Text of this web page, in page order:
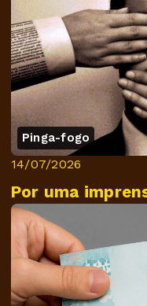
Pinga-fogo
14/07/2026
Por uma